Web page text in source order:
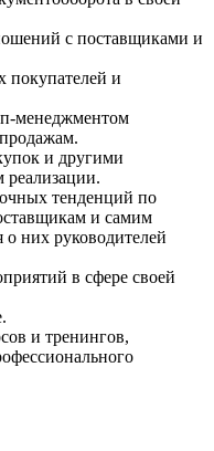
с поставщиками и
покупателей и
менеджментом
и другими
реализации.
тенденций по
и самим
них руководителей
в сфере своей
и тренингов,